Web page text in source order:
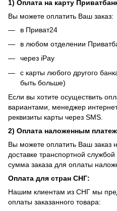
1) Оплата на карту
Вы можете оплатить Ваш заказ:
в Приват24
в любом отделении
через iPay
с карты любого другого
быть больше)
Если вы хотите осуществить
вариантами, менеджер
реквизиты карты через SMS.
2) Оплата наложенным
Вы можете оплатить Ваш
доставке транспортной
сумма заказа для оплаты
Оплата для стран СНГ:
Нашим клиентам из СНГ мы
оплаты заказанного товара: